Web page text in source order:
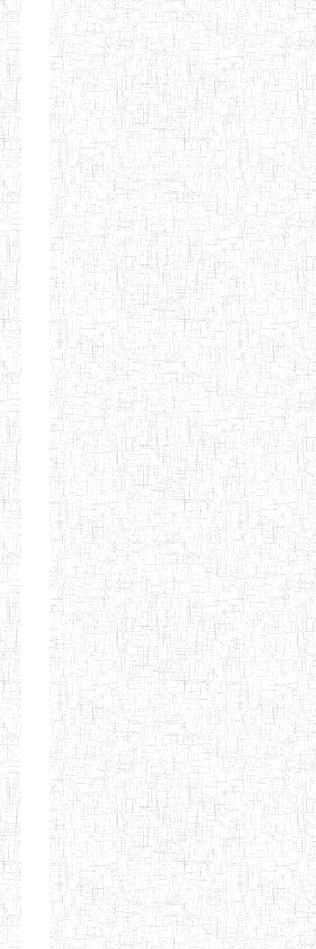
Afficher Page 2 sur 13 Total: 307
Début Préc. 1 2 3 4 5
6
Suivant
Fin
FIERTE
ENIEG TAGA 02/09/2014 ENIEG Privé
ENIET
SIANTOU
04/02/2014 ENIET Privé
ENIEG PRIVEE
GOLDEN
28/08/2009 ENIEG Privé
ENIEG
BILINGUE LE
GRAND
28/12/2007 ENIEG Privé
ENIEG
BILINGUE
VIVA
EDUCATION
15/04/2014 ENIEG Privé
ENIEG PRIVEE
MERE
THERESA
20/08/2015 ENIEG Privé
ENIEG COSBIE 28/08/2009 ENIEG Privé
ENIEG STAR 28/12/2007 ENIEG Privé
ENIEG MEVEC 02/07/2012 ENIEG Privé
Etablissements
d'enseignement
secondaire
technique
et
professionnel
ESTP